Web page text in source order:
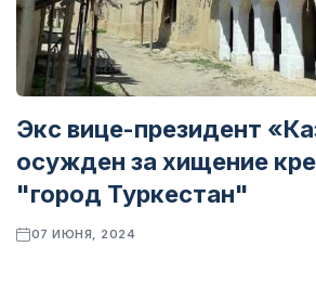
Экс вице-президент
осужден за хищение
"город Туркестан"
07 ИЮНЯ, 2024